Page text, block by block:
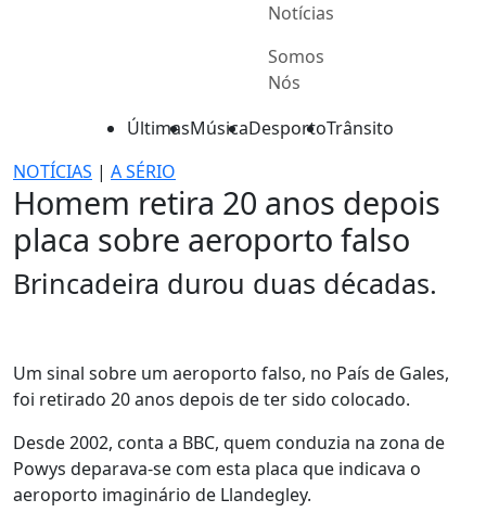
Notícias
Somos
Nós
ÚltimasMúsicaDesportoTrânsito
NOTÍCIAS | A SÉRIO
Homem retira 20 anos depois
placa sobre aeroporto falso
Brincadeira durou duas décadas.
Um sinal sobre um aeroporto falso, no País de Gales,
foi retirado 20 anos depois de ter sido colocado.
Desde 2002, conta a BBC, quem conduzia na zona de
Powys deparava-se com esta placa que indicava o
aeroporto imaginário de Llandegley.